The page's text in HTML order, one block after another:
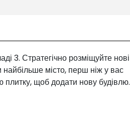
3. Стратегічно розміщуйте нові
найбільше місто, перш ніж у вас
плитку, щоб додати нову будівлю.